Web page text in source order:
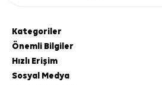
Kategoriler
Önemli Bilgiler
Hızlı Erişim
Sosyal Medya